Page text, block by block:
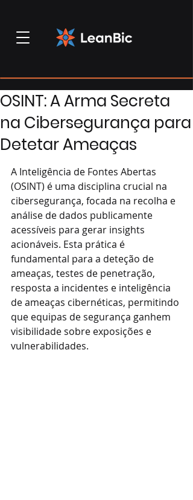
OSINT: A Arma Secreta
na Cibersegurança para
Detetar Ameaças
A Inteligência de Fontes Abertas
(OSINT) é uma disciplina crucial na
cibersegurança, focada na recolha e
análise de dados publicamente
acessíveis para gerar insights
acionáveis. Esta prática é
fundamental para a deteção de
ameaças, testes de penetração,
resposta a incidentes e inteligência
de ameaças cibernéticas, permitindo
que equipas de segurança ganhem
visibilidade sobre exposições e
vulnerabilidades.